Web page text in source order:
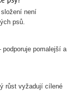
složení není
psů.
podporuje pomalejší a
růst vyžadují cílené